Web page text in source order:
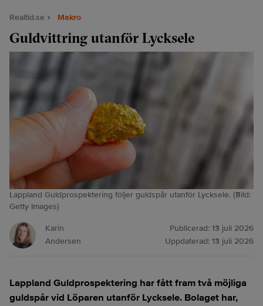
Realtid.se Makro
Guldvittring utanför Lycksele
Lappland Guldprospektering följer guldspår utanför Lycksele. (Bild:
Getty Images)
Karin
Andersen
Publicerad: 13 juli 2026
Uppdaterad: 13 juli 2026
Lappland Guldprospektering har fått fram två möjliga
guldspårvid Löparen utanför Lycksele. Bolaget har,